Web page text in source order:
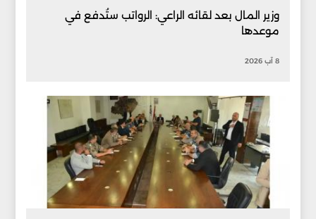
وزير المال بعد لقائه الراعي: الرواتب ستُدفع في
موعدها
8 آب 2026